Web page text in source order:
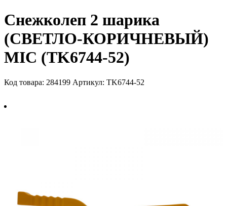
Снежколеп 2 шарика
(СВЕТЛО-КОРИЧНЕВЫЙ)
MIC (TK6744-52)
Код товара: 284199 Артикул: TK6744-52